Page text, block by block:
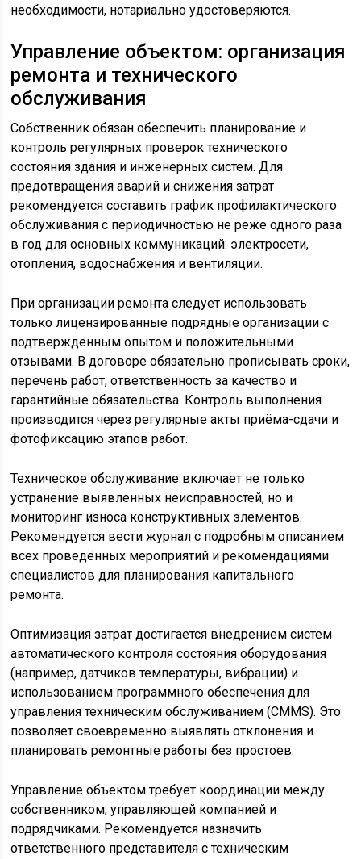
необходимости, нотариально удостоверяются.
Управление объектом: организация
ремонта и технического
обслуживания
Собственник обязан обеспечить планирование и
контроль регулярных проверок технического
состояния здания и инженерных систем. Для
предотвращения аварий и снижения затрат
рекомендуется составить график профилактического
обслуживания с периодичностью не реже одного раза
в год для основных коммуникаций: электросети,
отопления, водоснабжения и вентиляции.
При организации ремонта следует использовать
только лицензированные подрядные организации с
подтверждённым опытом и положительными
отзывами. В договоре обязательно прописывать сроки,
перечень работ, ответственность за качество и
гарантийные обязательства. Контроль выполнения
производится через регулярные акты приёма-сдачи и
фотофиксацию этапов работ.
Техническое обслуживание включает не только
устранение выявленных неисправностей, но и
мониторинг износа конструктивных элементов.
Рекомендуется вести журнал с подробным описанием
всех проведённых мероприятий и рекомендациями
специалистов для планирования капитального
ремонта.
Оптимизация затрат достигается внедрением систем
автоматического контроля состояния оборудования
(например, датчиков температуры, вибрации) и
использованием программного обеспечения для
управления техническим обслуживанием (CMMS). Это
позволяет своевременно выявлять отклонения и
планировать ремонтные работы без простоев.
Управление объектом требует координации между
собственником, управляющей компанией и
подрядчиками. Рекомендуется назначить
ответственного представителя с техническим